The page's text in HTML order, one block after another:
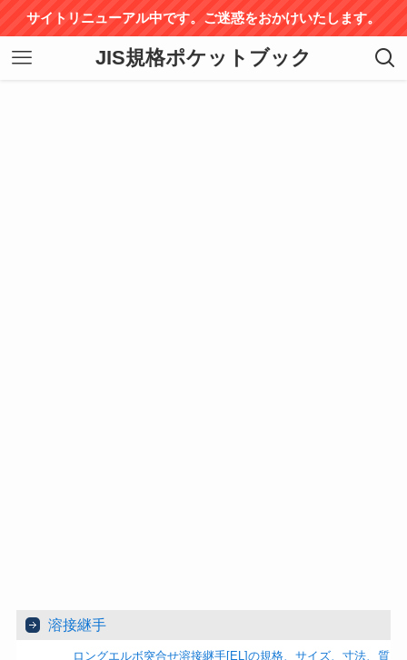
サイトリニューアル中です。ご迷惑をおかけいたします。
JIS規格ポケットブック
溶接継手
ロングエルボ突合せ溶接継手[EL]の規格、サイズ、寸法、質